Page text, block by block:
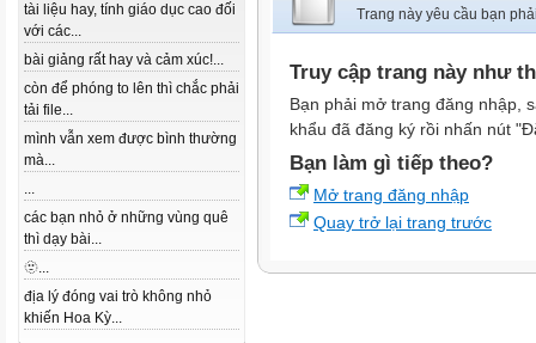
tài liệu hay, tính giáo dục cao đối
với các...
bài giảng rất hay và cảm xúc!...
còn để phóng to lên thì chắc phải
tải file...
mình vẫn xem được bình thường
mà...
...
các bạn nhỏ ở những vùng quê
thì dạy bài...
🫥...
địa lý đóng vai trò không nhỏ
khiến Hoa Kỳ...
Trang này yêu cầu bạn
Truy cập trang này như
Bạn phải mở trang đăng nhập,
khẩu đã đăng ký rồi nhấn nút
Bạn làm gì tiếp theo?
Mở trang đăng nhập
Quay trở lại trang trước